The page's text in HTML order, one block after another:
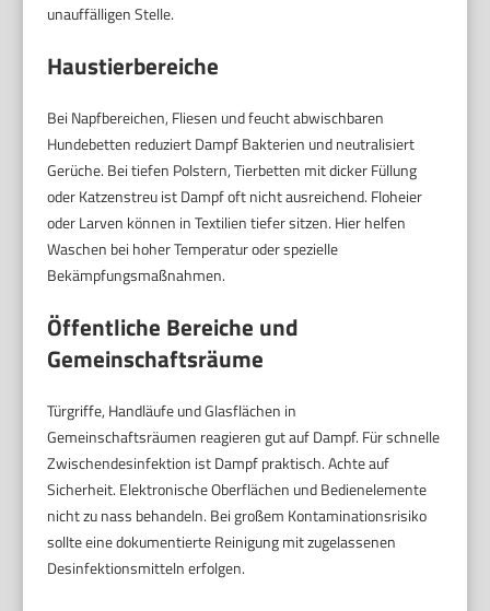
unauffälligen Stelle.
Haustierbereiche
Bei Napfbereichen, Fliesen und feucht abwischbaren
Hundebetten reduziert Dampf Bakterien und neutralisiert
Gerüche. Bei tiefen Polstern, Tierbetten mit dicker Füllung
oder Katzenstreu ist Dampf oft nicht ausreichend. Floheier
oder Larven können in Textilien tiefer sitzen. Hier helfen
Waschen bei hoher Temperatur oder spezielle
Bekämpfungsmaßnahmen.
Öffentliche Bereiche und
Gemeinschaftsräume
Türgriffe, Handläufe und Glasflächen in
Gemeinschaftsräumen reagieren gut auf Dampf. Für schnelle
Zwischendesinfektion ist Dampf praktisch. Achte auf
Sicherheit. Elektronische Oberflächen und Bedienelemente
nicht zu nass behandeln. Bei großem Kontaminationsrisiko
sollte eine dokumentierte Reinigung mit zugelassenen
Desinfektionsmitteln erfolgen.